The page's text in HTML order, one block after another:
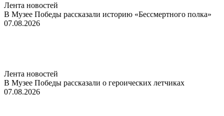
Лента новостей
В Музее Победы рассказали историю «Бессмертного полка»
07.08.2026
Лента новостей
В Музее Победы рассказали о героических летчиках
07.08.2026